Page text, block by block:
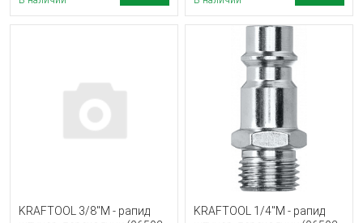
KRAFTOOL 3/8″M - рапид
KRAFTOOL 1/4″M - рапид